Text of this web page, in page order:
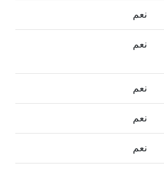
نعم
نعم
نعم
نعم
نعم